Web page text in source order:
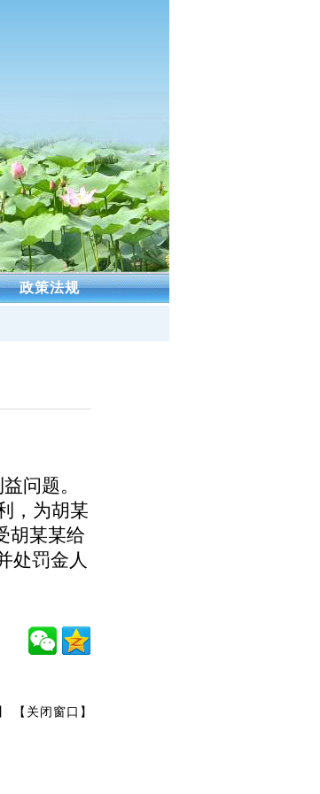
政策法规
问题。
，为胡某
胡某某给
处罚金人
【关闭窗口】